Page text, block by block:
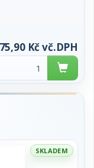
a
130
75,90 Kč vč.DPH
SKLADEM